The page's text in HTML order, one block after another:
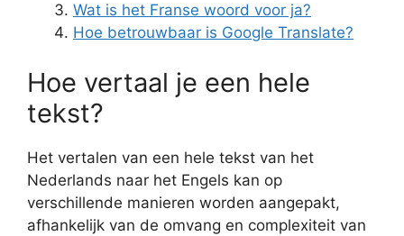
Wat is het Franse woord voor ja?
Hoe betrouwbaar is Google Translate?
Hoe vertaal je een hele
tekst?
Het vertalen van een hele tekst van het
Nederlands naar het Engels kan op
verschillende manieren worden aangepakt,
afhankelijk van de omvang en complexiteit van